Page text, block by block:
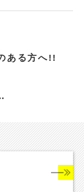
ある方へ!!